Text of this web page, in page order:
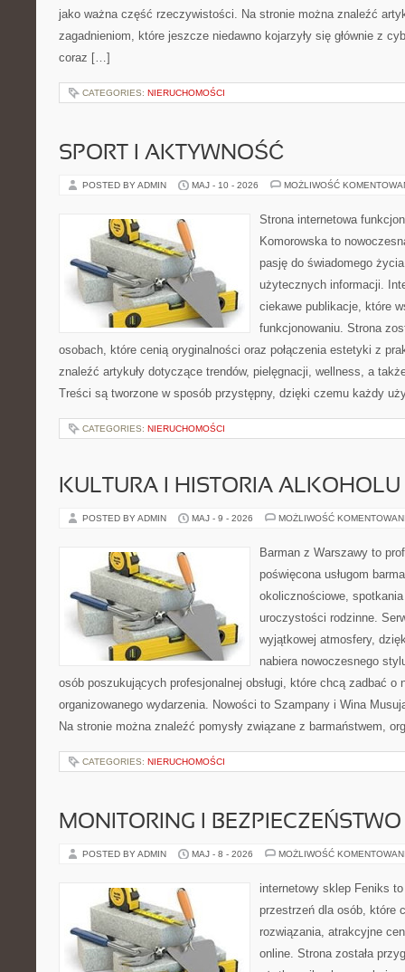
jako ważna część rzeczywistości. Na stronie można znaleźć
zagadnieniom, które jeszcze niedawno kojarzyły się głównie z
coraz […]
CATEGORIES: NIERUCHOMOŚCI
SPORT I AKTYWNOŚĆ
POSTED BY ADMIN MAJ - 10 - 2026 MOŻLIWOŚĆ
Strona internetowa
Komorowska to
pasję do świadomego
użytecznych informacji.
ciekawe publikacje, które
funkcjonowaniu. Strona
osobach, które cenią oryginalności oraz połączenia estetyki z
znaleźć artykuły dotyczące trendów, pielęgnacji, wellness, a
Treści są tworzone w sposób przystępny, dzięki czemu każdy
CATEGORIES: NIERUCHOMOŚCI
KULTURA I HISTORIA ALKOHOLU
POSTED BY ADMIN MAJ - 9 - 2026 MOŻLIWOŚĆ
Barman z Warszawy to
poświęcona usługom
okolicznościowe,
uroczystości rodzinne.
wyjątkowej atmosfery,
nabiera nowoczesnego
osób poszukujących profesjonalnej obsługi, które chcą zadbać o
organizowanego wydarzenia. Nowości to Szampany i Wina
Na stronie można znaleźć pomysły związane z barmaństwem,
CATEGORIES: NIERUCHOMOŚCI
MONITORING I
POSTED BY ADMIN MAJ - 8 - 2026 MOŻLIWOŚĆ
internetowy sklep Feniks
przestrzeń dla osób, które
rozwiązania, atrakcyjne
online. Strona została